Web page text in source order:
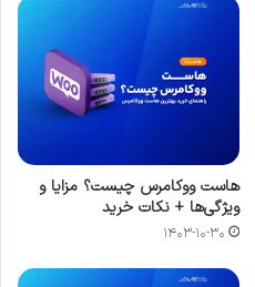
هاست ووکامرس چیست؟ مزایا و
ویژگی‌ها + نکات خرید
۱۴۰۳-۱۰-۳۰